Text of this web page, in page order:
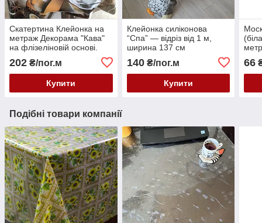
Скатертина Клейонка на
метраж Декорама "Кава"
на флізеліновій основі.
Ширина: 1,4 м від 1 метра
202 ₴/пог.м
Купити
Клейонка силіконова
“Спа” — відріз від 1 м,
ширина 137 см
140₴/пог.м
Купити
66
Подібні товари компанії